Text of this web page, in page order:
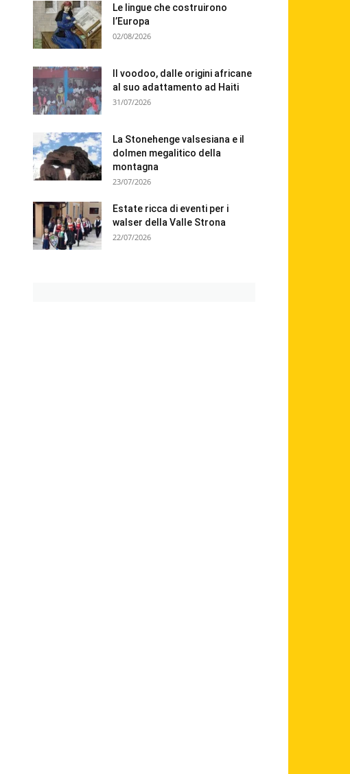
Le lingue che costruirono
l’Europa
02/08/2026
Il voodoo, dalle origini africane
al suo adattamento ad Haiti
31/07/2026
La Stonehenge valsesiana e il
dolmen megalitico della
montagna
23/07/2026
Estate ricca di eventi per i
walser della Valle Strona
22/07/2026